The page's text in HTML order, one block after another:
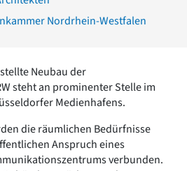
Nordrhein-Westfalen
Neubau der
steht an prominenter Stelle im
Medienhafens.
die räumlichen Bedürfnisse
Anspruch eines
verbunden.